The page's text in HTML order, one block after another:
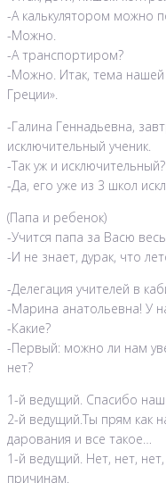
-А калькулятором можно
-Можно.
-А транспортиром?
-Можно. Итак, тема
Греции».
-Галина Геннадьевна,
исключительный ученик.
-Так уж и исключительный?
-Да, его уже из 3 школ
(Папа и ребенок)
-Учится папа за Васю
-И не знает, дурак, что
-Делегация учителей в
-Марина анатольевна! У
-Какие?
-Первый: можно ли нам
нет?
1-й ведущий. Спасибо
2-й ведущий.Ты прям как
дарования и все такое…
1-й ведущий. Нет, нет,
причинам.